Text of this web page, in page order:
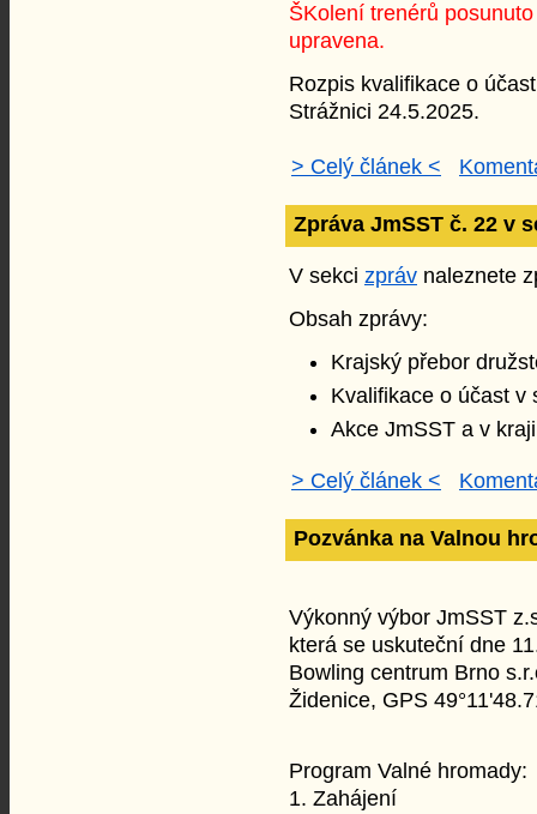
ŠKolení trenérů
upravena.
Rozpis kvalifikace o
Strážnici 24.5.2025.
> Celý článek <
Zpráva JmSST č. 22 v
V sekci zpráv naleznete
Obsah zprávy:
Krajský přebor
Kvalifikace o účast v
Akce JmSST a v kraji
> Celý článek <
Pozvánka na Valnou
Výkonný výbor JmSST
která se uskuteční dne
Bowling centrum Brno
Židenice, GPS
Program Valné hromady:
1. Zahájení